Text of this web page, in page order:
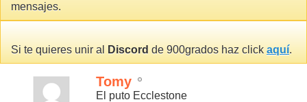
mensajes.
Si te quieres unir al Discord de 900grados haz click aquí.
Tomy
El puto Ecclestone